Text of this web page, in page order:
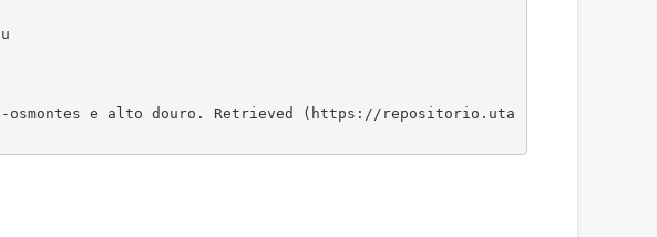
osmontes e alto douro. Retrieved (https://repositorio.uta